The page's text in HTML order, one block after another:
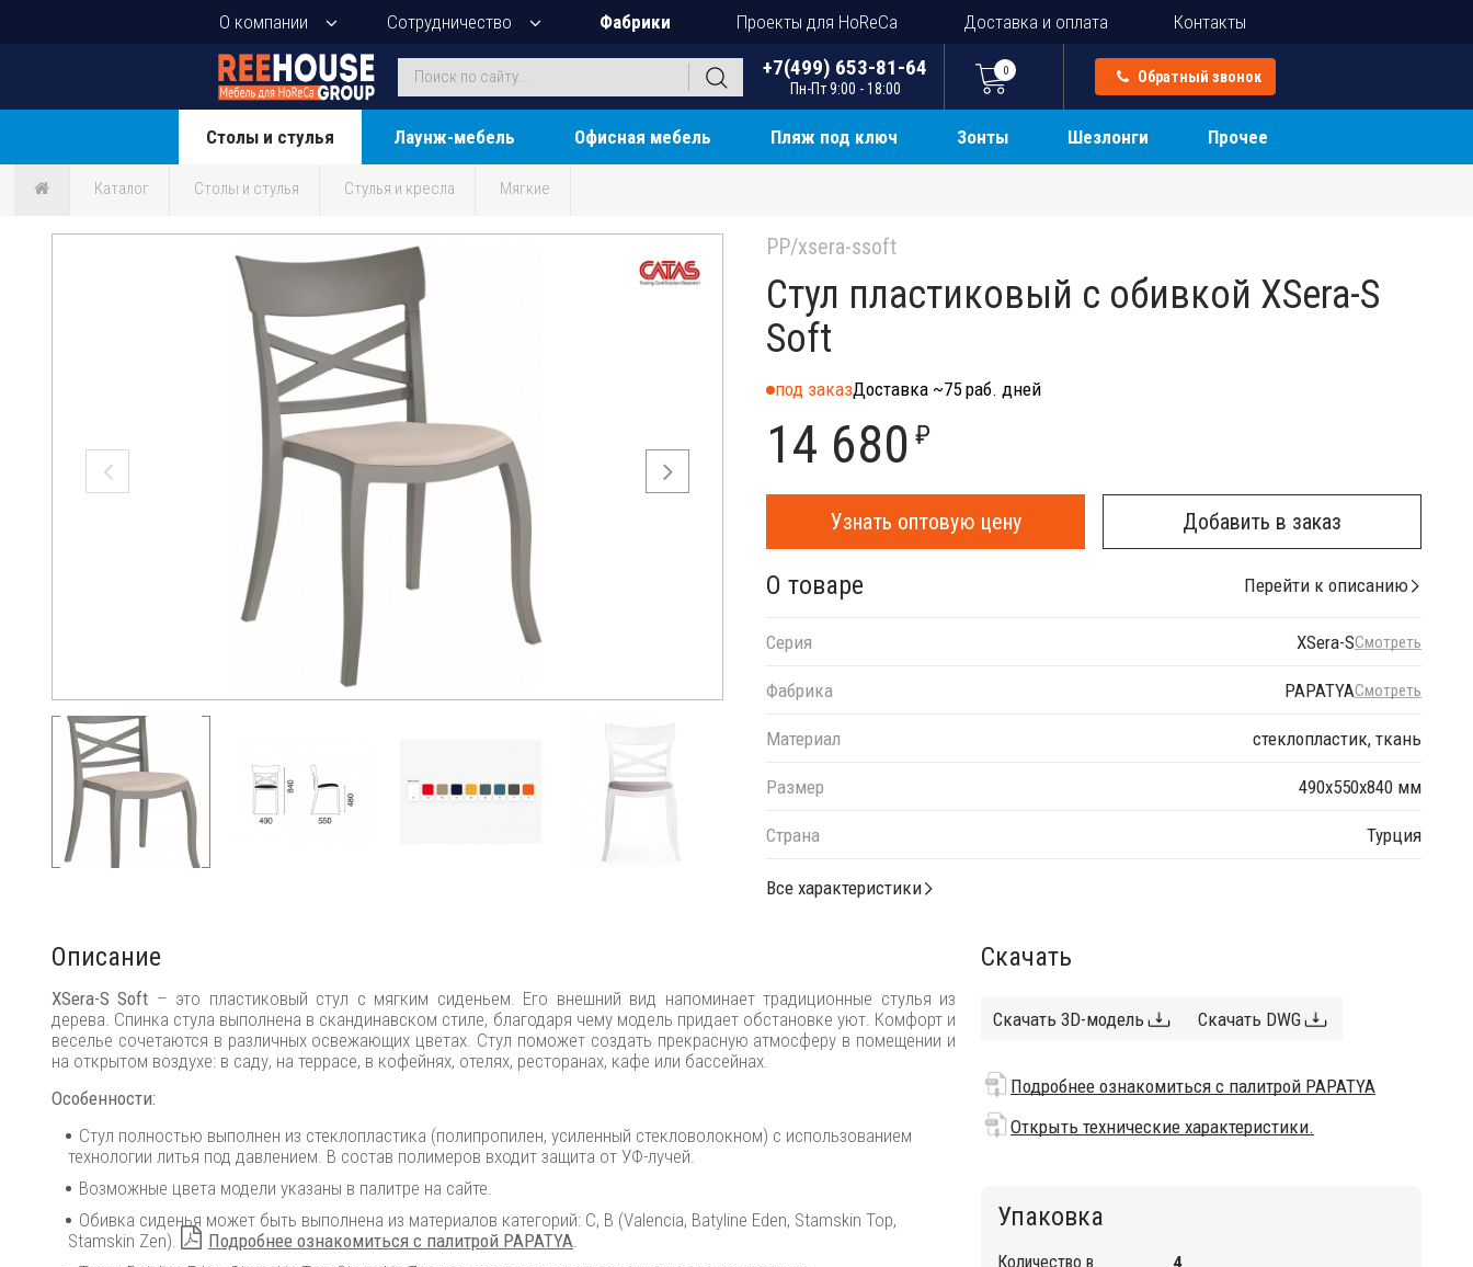
О компании Сотрудничество Фабрики Проекты для HoReCa Доставка и оплата Контакты
+7(499) 653-81-64
Пн-Пт 9:00 - 18:00
0 Обратный звонок
Столы и стулья Лаунж-мебель Офисная мебель Пляж под ключ Зонты Шезлонги Прочее
Каталог Столы и стулья Стулья и кресла Мягкие
PP/xsera-ssoft
Стул пластиковый с обивкой XSera-S
Soft
под заказДоставка ~75 раб. дней
14 680 ₽
Узнать оптовую цену Добавить в заказ
О товаре Перейти к описанию
Серия XSera-SСмотреть
Фабрика PAPATYAСмотреть
Материал стеклопластик, ткань
Размер 490х550х840 мм
Страна Турция
Все характеристики
Описание
XSera-S Soft – это пластиковый стул с мягким сиденьем. Его внешний вид напоминает традиционные стулья из
дерева. Спинка стула выполнена в скандинавском стиле, благодаря чему модель придает обстановке уют. Комфорт и
веселье сочетаются в различных освежающих цветах. Стул поможет создать прекрасную атмосферу в помещении и
на открытом воздухе: в саду, на террасе, в кофейнях, отелях, ресторанах, кафе или бассейнах.
Особенности:
Стул полностью выполнен из стеклопластика (полипропилен, усиленный стекловолокном) с использованием
технологии литья под давлением. В состав полимеров входит защита от УФ-лучей.
Возможные цвета модели указаны в палитре на сайте.
Обивка сиденья может быть выполнена из материалов категорий: C, B (Valencia, Batyline Eden, Stamskin Top,
Stamskin Zen).
Подробнее ознакомиться с палитрой PAPATYA.
Скачать
Скачать 3D-модель Скачать DWG
Подробнее ознакомиться с палитрой PAPATYA
Открыть технические характеристики.
Упаковка
Количество в